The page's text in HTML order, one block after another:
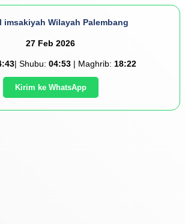
imsakiyah Wilayah Palembang
27 Feb 2026
| Shubu: 04:53 | Maghrib: 18:22
Kirim ke WhatsApp